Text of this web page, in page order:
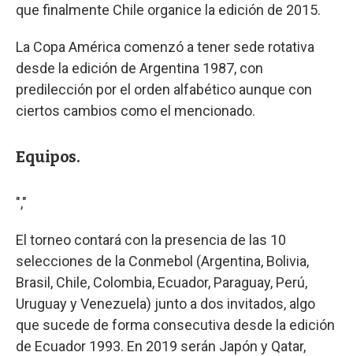
que finalmente Chile organice la edición de 2015.
La Copa América comenzó a tener sede rotativa
desde la edición de Argentina 1987, con
predilección por el orden alfabético aunque con
ciertos cambios como el mencionado.
Equipos.
","
El torneo contará con la presencia de las 10
selecciones de la Conmebol (Argentina, Bolivia,
Brasil, Chile, Colombia, Ecuador, Paraguay, Perú,
Uruguay y Venezuela) junto a dos invitados, algo
que sucede de forma consecutiva desde la edición
de Ecuador 1993. En 2019 serán Japón y Qatar,